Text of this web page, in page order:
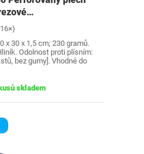
x 30 x 1,5 cm; 230 gramů.
Odolnost proti plísním:
bez gumy]. Vhodné do
skladem